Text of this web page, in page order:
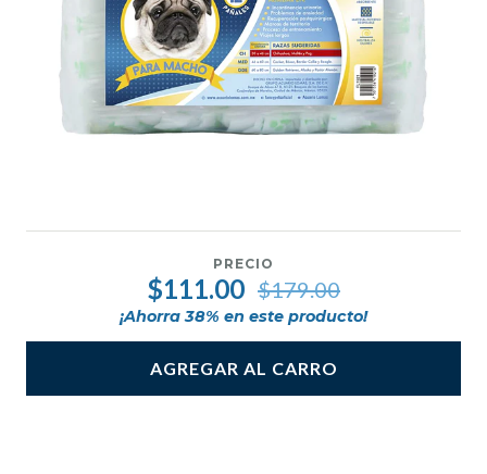
PRECIO
$111.00 $179.00
¡Ahorra38% en este producto!
AGREGAR AL CARRO